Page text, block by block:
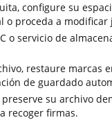
configure su
o proceda a modificar
o servicio de
restaure marcas
de guardado
su archivo
recoger firmas.